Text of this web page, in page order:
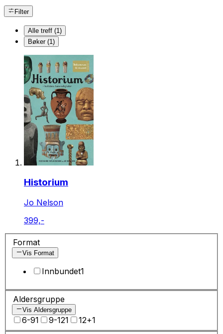
Filter
Alle treff (1)
Bøker (1)
Historium
Jo Nelson
399,-
Format
Vis Format
Innbundet1
Aldersgruppe
Vis Aldersgruppe
6-91 9-121 12+1